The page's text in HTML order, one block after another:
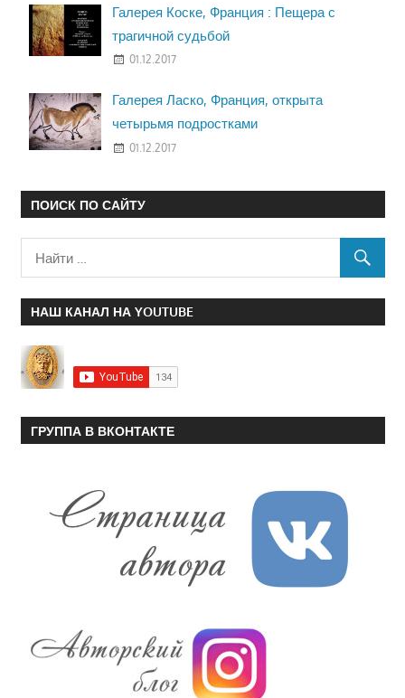
Галерея Коске, Франция : Пещера с
трагичной судьбой
01.12.2017
Галерея Ласко, Франция, открыта
четырьмя подростками
01.12.2017
ПОИСК ПО САЙТУ
НАШ КАНАЛ НА YOUTUBE
ГРУППА В ВКОНТАКТЕ